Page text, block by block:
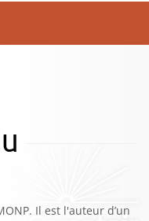
Il est l'auteur d’un